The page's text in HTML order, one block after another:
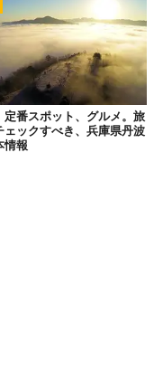
、人口約13万人（2018
市から北東に約20km
や関西方面から瀬戸
のが基本的なルート
定番スポット、グルメ。旅
ェックすべき、兵庫県丹波
情報